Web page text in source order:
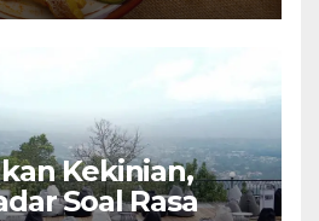
Kekinian,
Soal Rasa